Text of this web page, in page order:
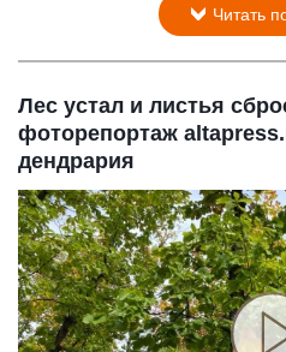
Читать
Лес устал и листья
фоторепортаж
дендрария